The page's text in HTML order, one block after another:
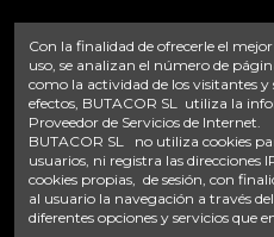
Enlaces
Inicio Sobre nosotros Contacte
Política de privacidad
Tratamiento
Términos y condiciones
Plazos de
Contáctanos
Con la finalidad de ofrecerle el
uso, se analizan el número de
como la actividad de los visitantes
efectos, BUTACOR SL utiliza la
Proveedor de Servicios de Internet.
BUTACOR SL no utiliza cookies
usuarios, ni registra las direcciones
cookies propias, de sesión, con
al usuario la navegación a través
diferentes opciones y servicios que